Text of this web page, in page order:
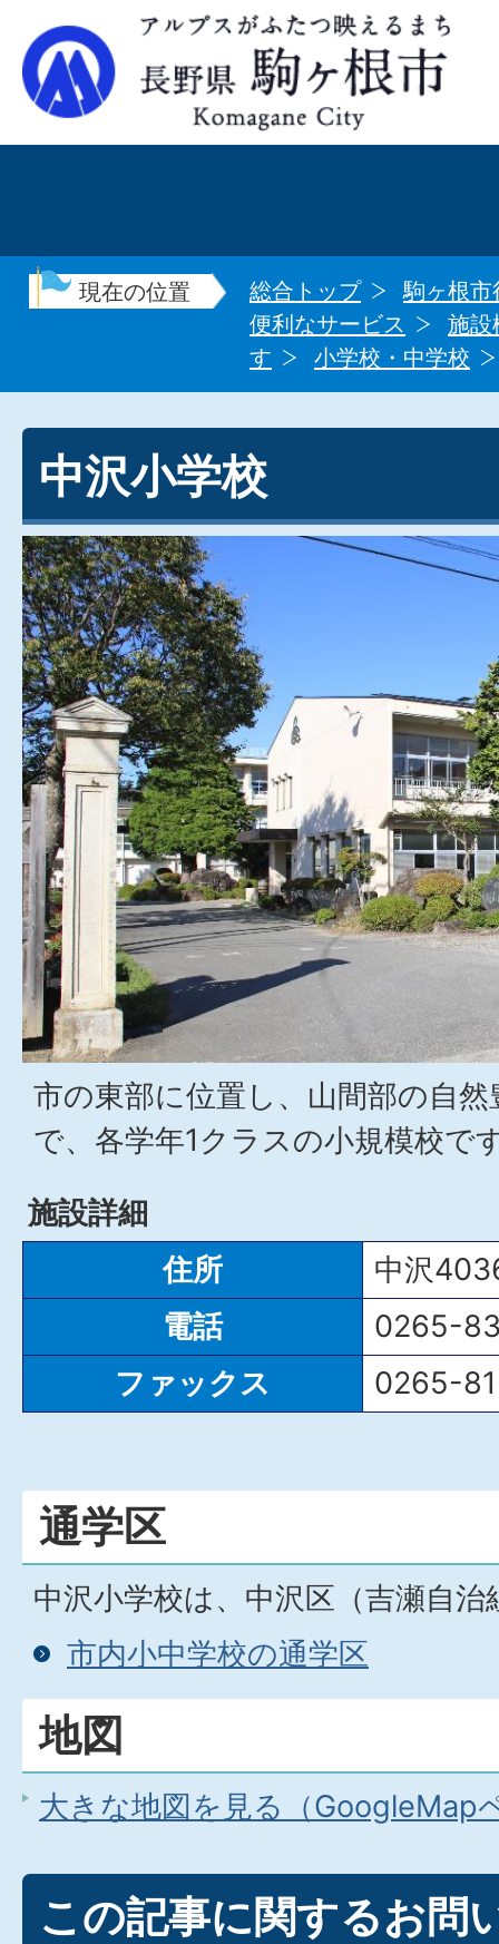
現在の位置 総合トップ
駒ヶ根市
便利なサービス
施設
す
小学校・中学校
中沢小学校
市の東部に位置し、山間部の自
で、各学年1クラスの小規模校で
施設詳細
住所
中沢
電話
0265-
ファックス
0265-
通学区
中沢小学校は、中沢区（吉瀬自
市内小中学校の通学区
地図
大きな地図を見る（GoogleMap
この記事に関するお問